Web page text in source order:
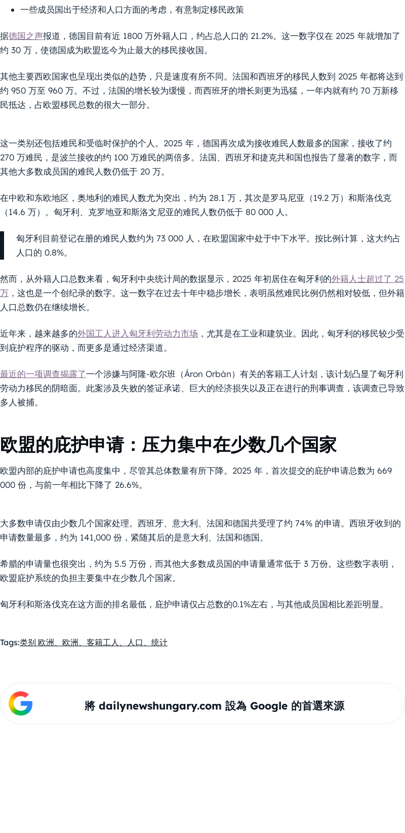
一些成员国出于经济和人口方面的考虑，有意制定移民政策
据德国之声报道，德国目前有近 1800 万外籍人口，约占总人口的 21.2%。这一数字仅在 2025 年就增加了
约 30 万，使德国成为欧盟迄今为止最大的移民接收国。
其他主要西欧国家也呈现出类似的趋势，只是速度有所不同。法国和西班牙的移民人数到 2025 年都将达到
约 950 万至 960 万。不过，法国的增长较为缓慢，而西班牙的增长则更为迅猛，一年内就有约 70 万新移
民抵达，占欧盟移民总数的很大一部分。
这一类别还包括难民和受临时保护的个人。2025 年，德国再次成为接收难民人数最多的国家，接收了约
270 万难民，是波兰接收的约 100 万难民的两倍多。法国、西班牙和捷克共和国也报告了显著的数字，而
其他大多数成员国的难民人数仍低于 20 万。
在中欧和东欧地区，奥地利的难民人数尤为突出，约为 28.1 万，其次是罗马尼亚（19.2 万）和斯洛伐克
（14.6 万）。匈牙利、克罗地亚和斯洛文尼亚的难民人数仍低于 80 000 人。
匈牙利目前登记在册的难民人数约为 73 000 人，在欧盟国家中处于中下水平。按比例计算，这大约占
人口的 0.8%。
然而，从外籍人口总数来看，匈牙利中央统计局的数据显示，2025 年初居住在匈牙利的外籍人士超过了 25
万 ，这也是一个创纪录的数字。这一数字在过去十年中稳步增长，表明虽然难民比例仍然相对较低，但外籍
人口总数仍在继续增长。
近年来，越来越多的外国工人进入匈牙利劳动力市场 ，尤其是在工业和建筑业。因此，匈牙利的移民较少受
到庇护程序的驱动，而更多是通过经济渠道。
最近的一项调查揭露了一个涉嫌与阿隆-欧尔班（Áron Orbán）有关的客籍工人计划，该计划凸显了匈牙利
劳动力移民的阴暗面。此案涉及失败的签证承诺、巨大的经济损失以及正在进行的刑事调查，该调查已导致
多人被捕。
欧盟的庇护申请：压力集中在少数几个国家
欧盟内部的庇护申请也高度集中，尽管其总体数量有所下降。2025 年，首次提交的庇护申请总数为 669
000 份，与前一年相比下降了 26.6%。
大多数申请仅由少数几个国家处理。西班牙、意大利、法国和德国共受理了约 74% 的申请。西班牙收到的
申请数量最多，约为 141,000 份，紧随其后的是意大利、法国和德国。
希腊的申请量也很突出，约为 5.5 万份，而其他大多数成员国的申请量通常低于 3 万份。这些数字表明，
欧盟庇护系统的负担主要集中在少数几个国家。
匈牙利和斯洛伐克在这方面的排名最低，庇护申请仅占总数的0.1%左右，与其他成员国相比差距明显。
Tags:类别 欧洲、欧洲、客籍工人、人口、统计
將 dailynewshungary.com 設為 Google 的首選來源